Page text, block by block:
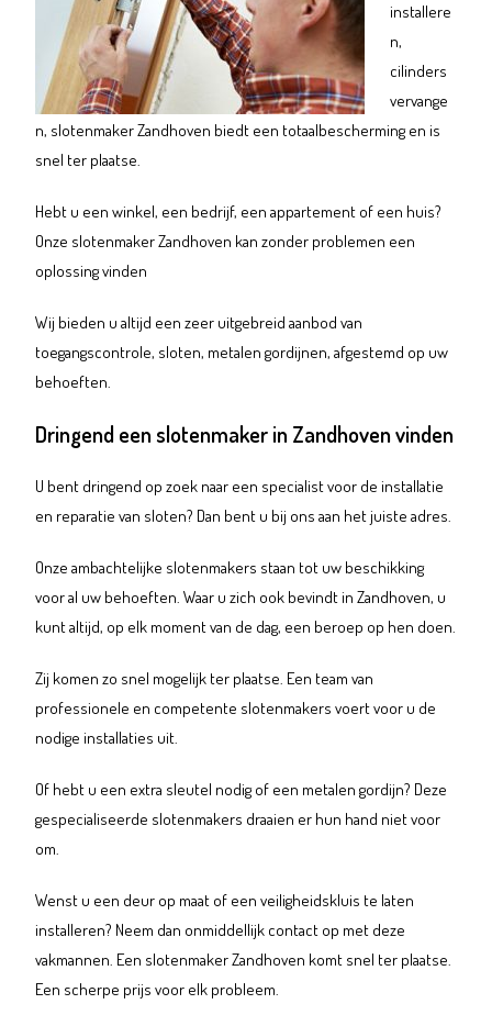
installere
n,
cilinders
vervange
n, slotenmaker Zandhoven biedt een totaalbescherming en is
snel ter plaatse.
Hebt u een winkel, een bedrijf, een appartement of een huis?
Onze slotenmaker Zandhoven kan zonder problemen een
oplossing vinden
Wij bieden u altijd een zeer uitgebreid aanbod van
toegangscontrole, sloten, metalen gordijnen, afgestemd op uw
behoeften.
Dringend een slotenmaker in Zandhoven vinden
U bent dringend op zoek naar een specialist voor de installatie
en reparatie van sloten? Dan bent u bij ons aan het juiste adres.
Onze ambachtelijke slotenmakers staan tot uw beschikking
voor al uw behoeften. Waar u zich ook bevindt in Zandhoven, u
kunt altijd, op elk moment van de dag, een beroep op hen doen.
Zij komen zo snel mogelijk ter plaatse. Een team van
professionele en competente slotenmakers voert voor u de
nodige installaties uit.
Of hebt u een extra sleutel nodig of een metalen gordijn? Deze
gespecialiseerde slotenmakers draaien er hun hand niet voor
om.
Wenst u een deur op maat of een veiligheidskluis te laten
installeren? Neem dan onmiddellijk contact op met deze
vakmannen. Een slotenmaker Zandhoven komt snel ter plaatse.
Een scherpe prijs voor elk probleem.